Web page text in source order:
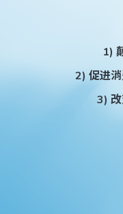
1)
2) 促进
3)